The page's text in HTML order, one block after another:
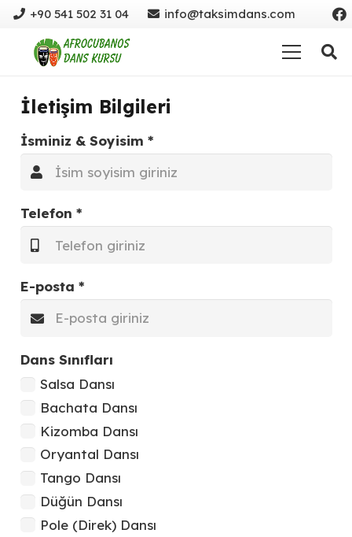
+90 541 502 31 04 info@taksimdans.com
İletişim Bilgileri
İsminiz & Soyisim *
Telefon *
E-posta *
Dans Sınıfları
Salsa Dansı
Bachata Dansı
Kizomba Dansı
Oryantal Dansı
Tango Dansı
Düğün Dansı
Pole (Direk) Dansı